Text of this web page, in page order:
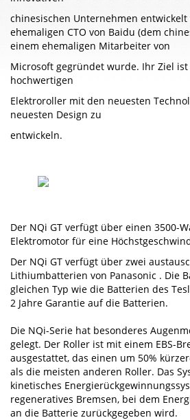
chinesischen Unternehmen entwickelt
ehemaligen CTO von Baidu (dem
einem ehemaligen Mitarbeiter von
Microsoft gegründet wurde. Ihr Ziel ist
hochwertigen
Elektroroller mit den neuesten
neuesten Design zu
entwickeln.
Der NQi GT verfügt über einen 3500-
Elektromotor für eine
Der NQi GT verfügt über zwei
Lithiumbatterien von Panasonic . Die
gleichen Typ wie die Batterien des
2 Jahre Garantie auf die Batterien.
Die NQi-Serie hat besonderes
gelegt. Der Roller ist mit einem EBS-
ausgestattet, das einen um 50%
als die meisten anderen Roller. Das
kinetisches
regeneratives Bremsen, bei dem
an die Batterie zurückgegeben wird.